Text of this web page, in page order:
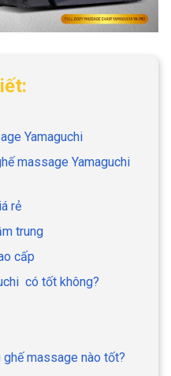
Yamaguchi
massage Yamaguchi
rẻ
trung
cấp
có tốt không?
massage nào tốt?